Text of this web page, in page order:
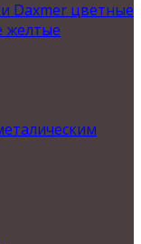
Daxmer цветные
желтые